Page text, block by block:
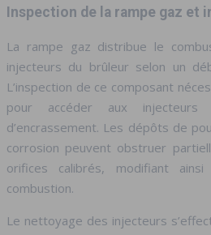
Inspection de la rampe gaz et
La rampe gaz distribue le
injecteurs du brûleur selon un
L’inspection de ce composant
pour accéder aux
d’encrassement. Les dépôts de
corrosion peuvent obstruer
orifices calibrés, modifiant
combustion.
Le nettoyage des injecteurs